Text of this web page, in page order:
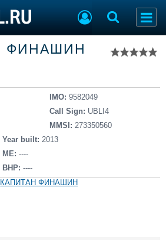
Материалы
ФИНАШИН
IMO: 9582049
Call Sign: UBLI4
MMSI: 273350560
Year built: 2013
ME: ----
BHP: ----